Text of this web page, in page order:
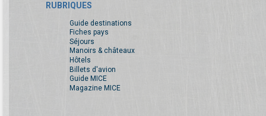
RUBRIQUES
Guide destinations
Fiches pays
Séjours
Manoirs & châteaux
Hôtels
Billets d'avion
Guide MICE
Magazine MICE